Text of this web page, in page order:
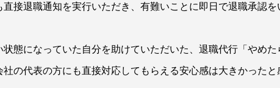
接退職通知を実行いただき、有難いことに即日で退職承認を
状態になっていた自分を助けていただいた、退職代行「やめ
社の代表の方にも直接対応してもらえる安心感は大きかったと